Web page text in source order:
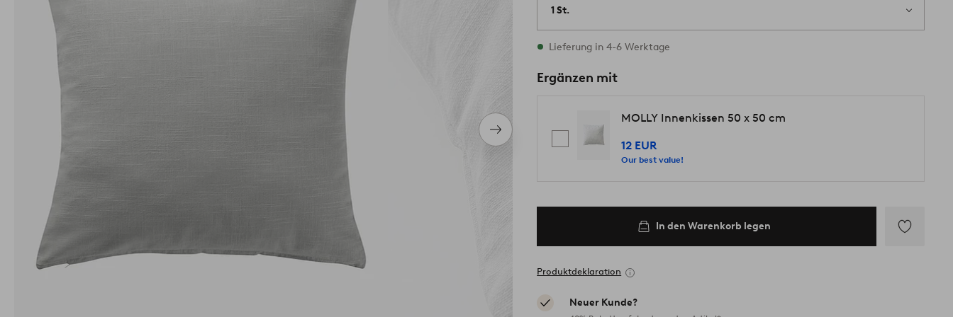
Nächstes
Produkt
1 St.
Vorrätig
Lieferung in 4-6 Werktage
Ergänzen mit
MOLLY Innenkissen 50 x 50 cm
12 EUR
Our best value!
In den Warenkorb legen
Produktdeklaration
Neuer Kunde?